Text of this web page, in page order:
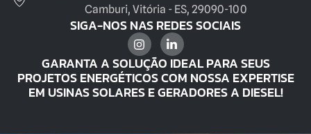
Camburi, Vitória - ES, 29090-100
SIGA-NOS NAS REDES SOCIAIS
GARANTA A SOLUÇÃO IDEAL PARA SEUS
PROJETOS ENERGÉTICOS COM NOSSA EXPERTISE
EM USINAS SOLARES E GERADORES A DIESEL!